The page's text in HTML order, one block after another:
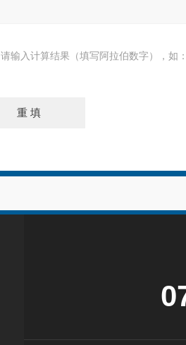
请输入计算结果（填写阿拉伯数字），如